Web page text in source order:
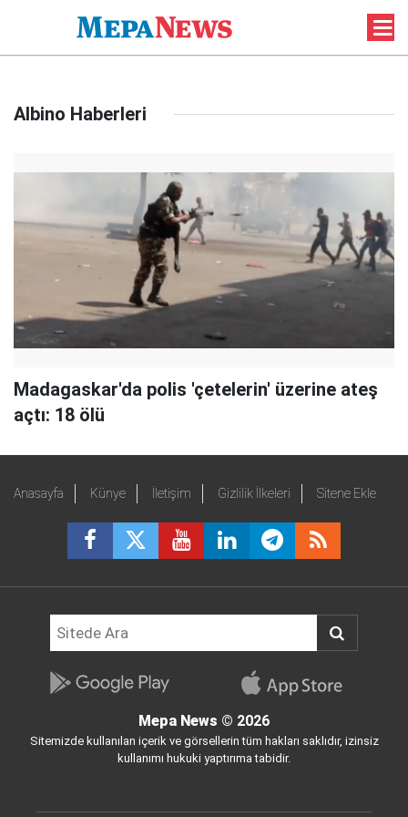
Albino Haberleri
Madagaskar'da polis 'çetelerin' üzerine ateş
açtı: 18 ölü
Anasayfa Künye İletişim Gizlilik İlkeleri Sitene Ekle
Mepa News © 2026
Sitemizde kullanılan içerik ve görsellerin tüm hakları saklıdır, izinsiz
kullanımı hukuki yaptırıma tabidir.